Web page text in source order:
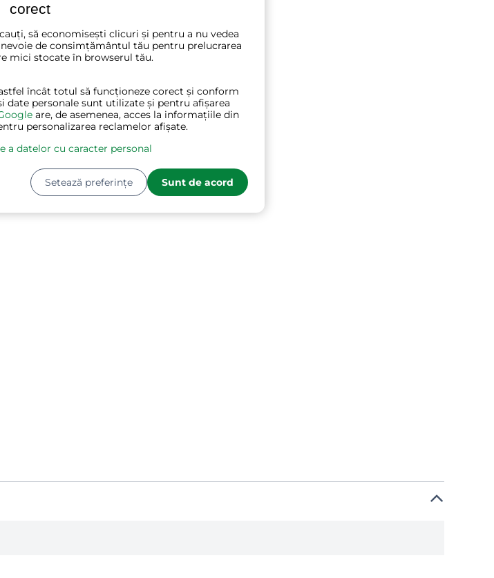
corect
să economisești clicuri și pentru a nu vedea
de consimțământul tău pentru prelucrarea
mici stocate în browserul tău.
încât totul să funcționeze corect și conform
date personale sunt utilizate și pentru afișarea
are, de asemenea, acces la informațiile din
personalizarea reclamelor afișate.
a datelor cu caracter personal
Setează preferințe Sunt de acord